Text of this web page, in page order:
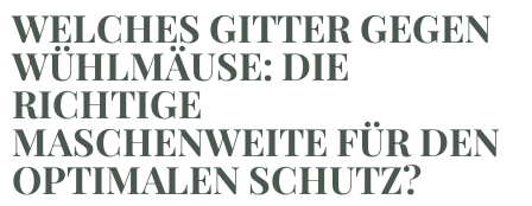
WELCHES GITTER GEGEN
WÜHLMÄUSE: DIE
RICHTIGE
MASCHENWEITE FÜR DEN
OPTIMALEN SCHUTZ?